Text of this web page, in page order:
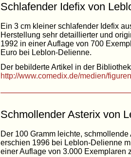
Schlafender Idefix von
Ein 3 cm kleiner schlafender Idefix
Herstellung sehr detaillierter und
1992 in einer Auflage von 700
Euro bei Leblon-Delienne.
Der bebilderte Artikel in der
http://www.comedix.de/medien/
Schmollender Asterix von
Der 100 Gramm leichte,
erschien 1996 bei Leblon-Delienne
einer Auflage von 3.000 Exemplaren